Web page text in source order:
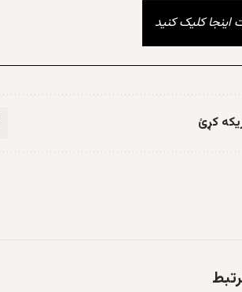
اینجا کلیک کنید
کړئ